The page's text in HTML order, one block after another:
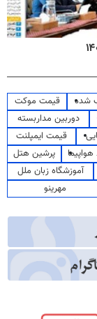
شده
قیمت موکت
دوربین مداربسته
قیمت ایمپلنت
پرشین هتل
آموزشگاه زبان ملل
مهرینو